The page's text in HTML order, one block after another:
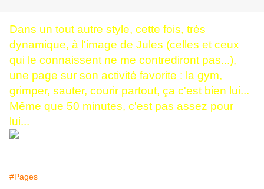
Dans un tout autre style, cette fois, très
dynamique, à l'image de Jules (celles et ceux
qui le connaissent ne me contrediront pas...),
une page sur son activité favorite : la gym,
grimper, sauter, courir partout, ça c'est bien lui...
Même que 50 minutes, c'est pas assez pour
lui...
#Pages